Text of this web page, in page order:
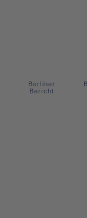
Berliner
Bericht